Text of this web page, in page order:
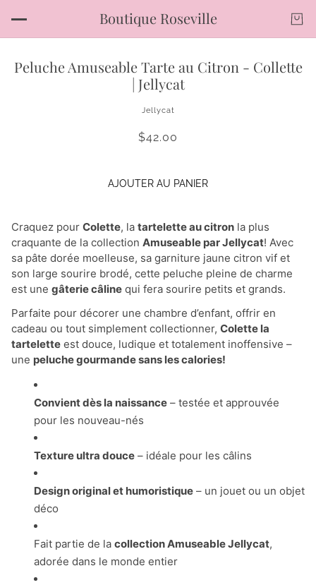
Boutique Roseville
Peluche Amuseable Tarte au Citron - Collette
| Jellycat
Jellycat
$42.00
AJOUTER AU PANIER
Craquez pour Colette, la tartelette au citron la plus
craquante de la collection Amuseable par Jellycat! Avec
sa pâte dorée moelleuse, sa garniture jaune citron vif et
son large sourire brodé, cette peluche pleine de charme
est une gâterie câline qui fera sourire petits et grands.
Parfaite pour décorer une chambre d’enfant, offrir en
cadeau ou tout simplement collectionner, Colette la
tartelette est douce, ludique et totalement inoffensive –
une peluche gourmande sans les calories!
Convient dès la naissance – testée et approuvée
pour les nouveau-nés
Texture ultra douce – idéale pour les câlins
Design original et humoristique – un jouet ou un objet
déco
Fait partie de la collection Amuseable Jellycat,
adorée dans le monde entier